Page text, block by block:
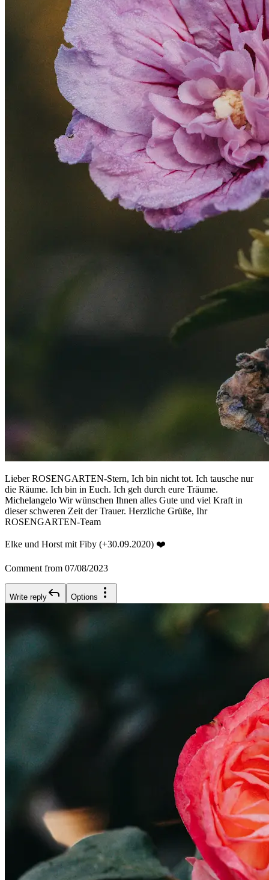
Lieber ROSENGARTEN-Stern, Ich bin nicht tot. Ich tausche nur
die Räume. Ich bin in Euch. Ich geh durch eure Träume.
Michelangelo Wir wünschen Ihnen alles Gute und viel Kraft in
dieser schweren Zeit der Trauer. Herzliche Grüße, Ihr
ROSENGARTEN-Team
Elke und Horst mit Fiby (+30.09.2020) ❤️
Comment from 07/08/2023
Write reply Options